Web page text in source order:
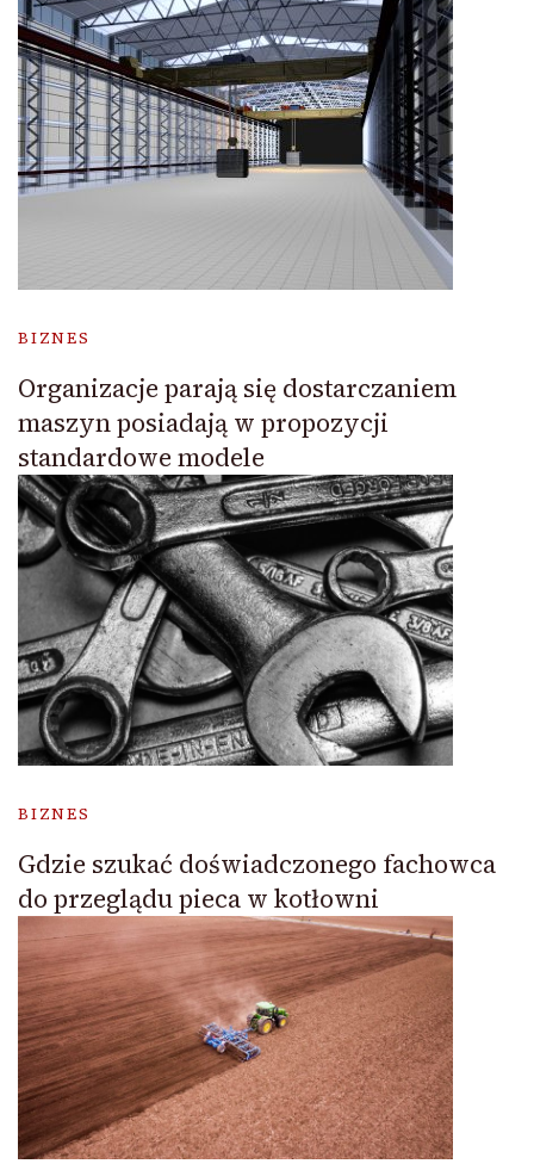
BIZNES
Organizacje parają się dostarczaniem
maszyn posiadają w propozycji
standardowe modele
BIZNES
Gdzie szukać doświadczonego fachowca
do przeglądu pieca w kotłowni